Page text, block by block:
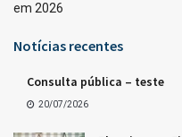
em 2026
Notícias recentes
Consulta pública – teste
20/07/2026